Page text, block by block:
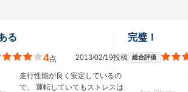
る
4点 2013/02/19投稿
走行性能が良く安定しているの
で、 運転していてもストレスは
完璧！
総合評価